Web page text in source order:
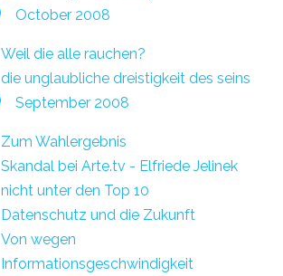
October 2008
Weil die alle rauchen?
die unglaubliche dreistigkeit des seins
September 2008
Zum Wahlergebnis
Skandal bei Arte.tv - Elfriede Jelinek
nicht unter den Top 10
Datenschutz und die Zukunft
Von wegen
Informationsgeschwindigkeit